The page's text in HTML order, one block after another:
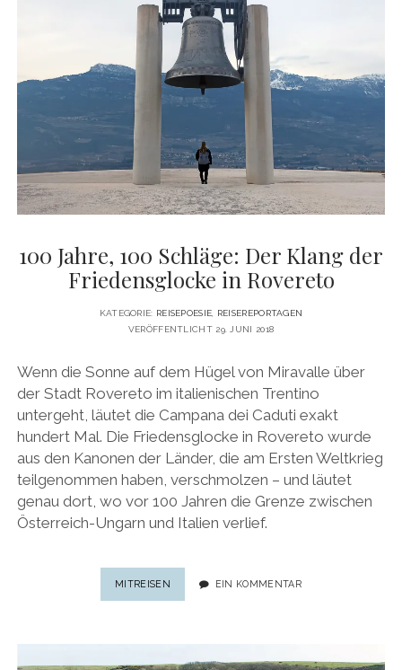
JENEM
REISE
BEGANN
100 Jahre, 100 Schläge: Der Klang der
Friedensglocke in Rovereto
KATEGORIE: REISEPOESIE, REISEREPORTAGEN
VERÖFFENTLICHT 29. JUNI 2018
Wenn die Sonne auf dem Hügel von Miravalle über
der Stadt Rovereto im italienischen Trentino
untergeht, läutet die Campana dei Caduti exakt
hundert Mal. Die Friedensglocke in Rovereto wurde
aus den Kanonen der Länder, die am Ersten Weltkrieg
teilgenommen haben, verschmolzen – und läutet
genau dort, wo vor 100 Jahren die Grenze zwischen
Österreich-Ungarn und Italien verlief.
MITREISEN
JAHRE,
EIN KOMMENTAR